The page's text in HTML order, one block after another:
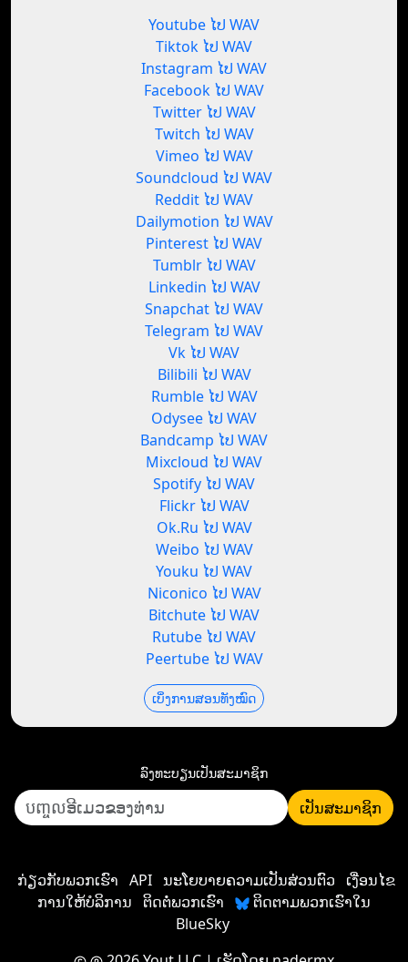
Youtube ໄປ WAV
Tiktok ໄປ WAV
Instagram ໄປ WAV
Facebook ໄປ WAV
Twitter ໄປ WAV
Twitch ໄປ WAV
Vimeo ໄປ WAV
Soundcloud ໄປ WAV
Reddit ໄປ WAV
Dailymotion ໄປ WAV
Pinterest ໄປ WAV
Tumblr ໄປ WAV
Linkedin ໄປ WAV
Snapchat ໄປ WAV
Telegram ໄປ WAV
Vk ໄປ WAV
Bilibili ໄປ WAV
Rumble ໄປ WAV
Odysee ໄປ WAV
Bandcamp ໄປ WAV
Mixcloud ໄປ WAV
Spotify ໄປ WAV
Flickr ໄປ WAV
Ok.Ru ໄປ WAV
Weibo ໄປ WAV
Youku ໄປ WAV
Niconico ໄປ WAV
Bitchute ໄປ WAV
Rutube ໄປ WAV
Peertube ໄປ WAV
ເບິ່ງການສອນທັງໝົດ
ລົງທະບຽນ​ເປັນ​ສະມາຊິກ
ເປັນ​ສະມາຊິກ
ກ່ຽວກັບພວກເຮົາ API ນະໂຍບາຍຄວາມເປັນສ່ວນຕົວ
ເງື່ອນໄຂ
ການໃຫ້ບໍລິການ ຕິດຕໍ່ພວກເຮົາ
ຕິດຕາມພວກເຮົາໃນ
BlueSky